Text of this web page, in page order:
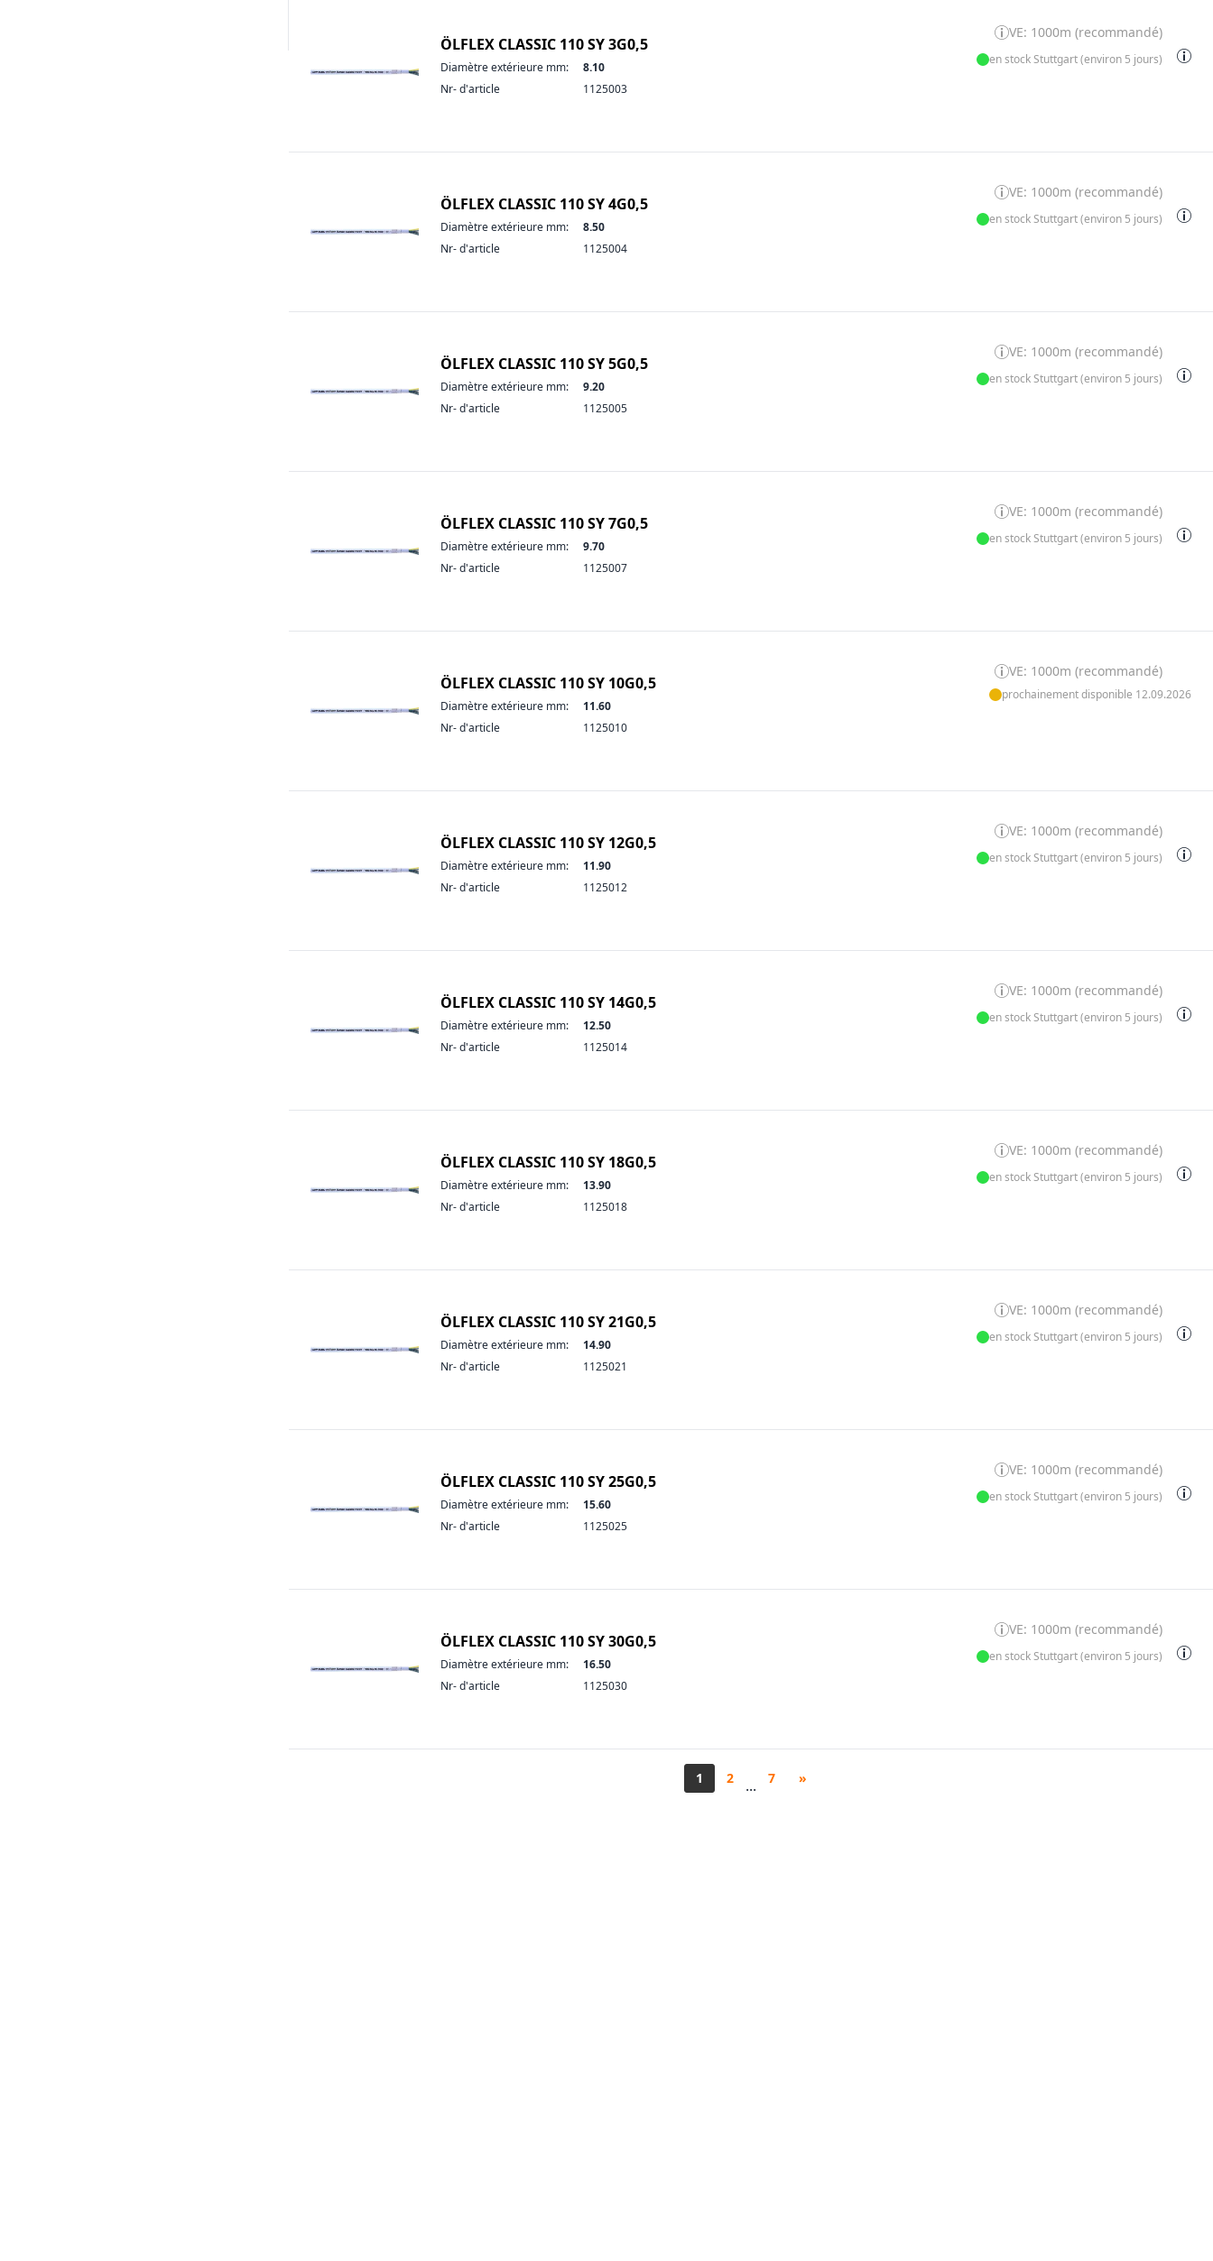
ÖLFLEX CLASSIC 110 SY 3G0,5
Diamètre extérieure mm:
8.10
Nr- d'article
1125003
VE: 1000m (recommandé)
en stock Stuttgart (environ 5 jours)
ÖLFLEX CLASSIC 110 SY 4G0,5
Diamètre extérieure mm:
8.50
Nr- d'article
1125004
VE: 1000m (recommandé)
en stock Stuttgart (environ 5 jours)
ÖLFLEX CLASSIC 110 SY 5G0,5
Diamètre extérieure mm:
9.20
Nr- d'article
1125005
VE: 1000m (recommandé)
en stock Stuttgart (environ 5 jours)
ÖLFLEX CLASSIC 110 SY 7G0,5
Diamètre extérieure mm:
9.70
Nr- d'article
1125007
VE: 1000m (recommandé)
en stock Stuttgart (environ 5 jours)
ÖLFLEX CLASSIC 110 SY 10G0,5
Diamètre extérieure mm:
11.60
Nr- d'article
1125010
VE: 1000m (recommandé)
prochainement disponible 12.09.2026
ÖLFLEX CLASSIC 110 SY 12G0,5
Diamètre extérieure mm:
11.90
Nr- d'article
1125012
VE: 1000m (recommandé)
en stock Stuttgart (environ 5 jours)
ÖLFLEX CLASSIC 110 SY 14G0,5
Diamètre extérieure mm:
12.50
Nr- d'article
1125014
VE: 1000m (recommandé)
en stock Stuttgart (environ 5 jours)
ÖLFLEX CLASSIC 110 SY 18G0,5
Diamètre extérieure mm:
13.90
Nr- d'article
1125018
VE: 1000m (recommandé)
en stock Stuttgart (environ 5 jours)
ÖLFLEX CLASSIC 110 SY 21G0,5
Diamètre extérieure mm:
14.90
Nr- d'article
1125021
VE: 1000m (recommandé)
en stock Stuttgart (environ 5 jours)
ÖLFLEX CLASSIC 110 SY 25G0,5
Diamètre extérieure mm:
15.60
Nr- d'article
1125025
VE: 1000m (recommandé)
en stock Stuttgart (environ 5 jours)
ÖLFLEX CLASSIC 110 SY 30G0,5
Diamètre extérieure mm:
16.50
Nr- d'article
1125030
VE: 1000m (recommandé)
en stock Stuttgart (environ 5 jours)
1 2 ... 7 »